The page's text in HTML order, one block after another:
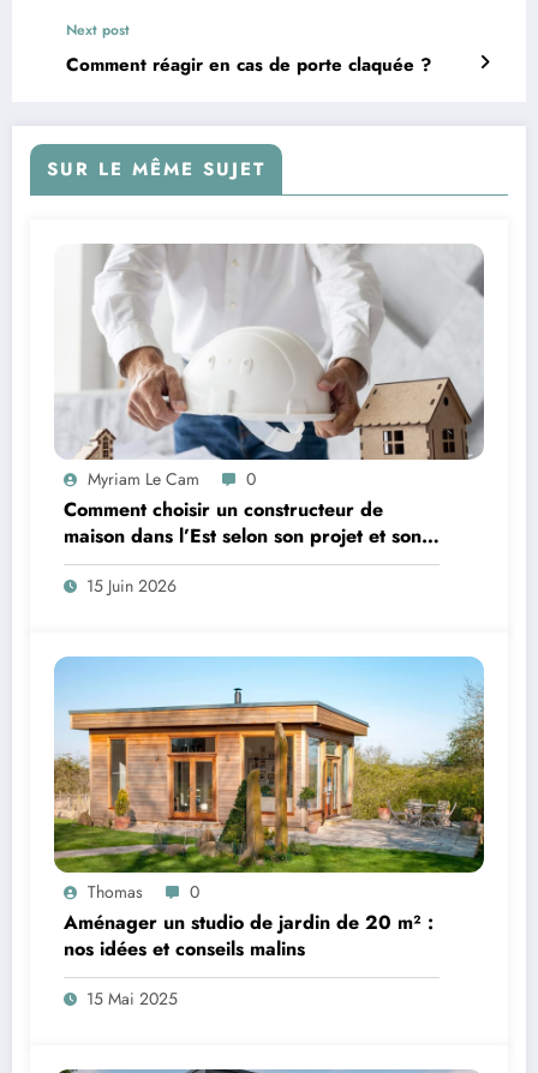
Next post
Comment réagir en cas de porte claquée ?
SUR LE MÊME SUJET
Myriam Le Cam 0
Comment choisir un constructeur de
maison dans l’Est selon son projet et son
budget ?
15 Juin 2026
Thomas 0
Aménager un studio de jardin de 20 m² :
nos idées et conseils malins
15 Mai 2025